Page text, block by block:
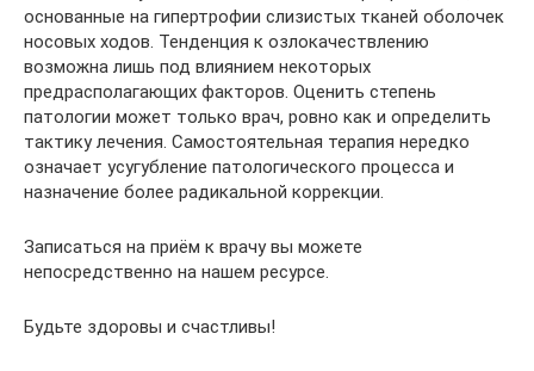
основанные на гипертрофии слизистых тканей оболочек
носовых ходов. Тенденция к озлокачествлению
возможна лишь под влиянием некоторых
предрасполагающих факторов. Оценить степень
патологии может только врач, ровно как и определить
тактику лечения. Самостоятельная терапия нередко
означает усугубление патологического процесса и
назначение более радикальной коррекции.
Записаться на приём к врачу вы можете
непосредственно на нашем ресурсе.
Будьте здоровы и счастливы!